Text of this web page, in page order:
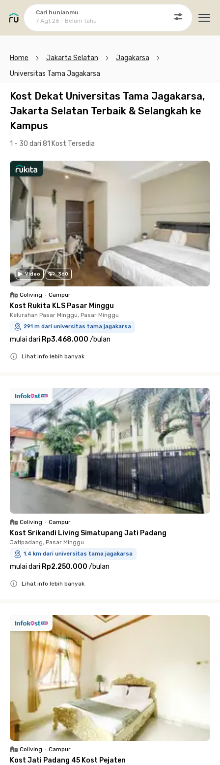
Cari hunianmu
7 Agt 26 - Belum tahu
Home Jakarta Selatan
Jagakarsa
Universitas Tama Jagakarsa
Kost Dekat Universitas Tama Jagakarsa,
Jakarta Selatan Terbaik & Selangkah ke
Kampus
1 - 30 dari 81 Kost Tersedia
Video 360
Coliving • Campur
Kost Rukita KLS Pasar Minggu
Kelurahan Pasar Minggu, Pasar Minggu
291 m dari universitas tama jagakarsa
mulai dari Rp3.468.000 /bulan
Lihat info lebih banyak
Coliving • Campur
Kost Srikandi Living Simatupang Jati Padang
Jatipadang, Pasar Minggu
1.4 km dari universitas tama jagakarsa
mulai dari Rp2.250.000 /bulan
Lihat info lebih banyak
Coliving • Campur
Kost Jati Padang 45 Kost Pejaten